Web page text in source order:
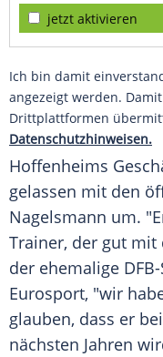
jetzt aktivieren
Ich bin damit
angezeigt werden.
Drittplattformen
Datenschutzhinweisen.
Hoffenheims
gelassen mit den
Nagelsmann um.
Trainer, der gut mit
der ehemalige
Eurosport, "wir
glauben, dass er
nächsten Jahren